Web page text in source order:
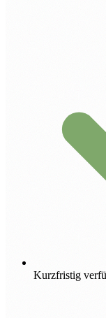
Kurzfristig